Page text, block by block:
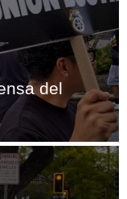
del